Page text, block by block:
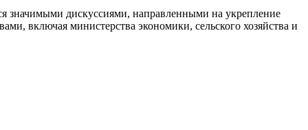
значимыми дискуссиями, направленными на укрепление
включая министерства экономики, сельского хозяйства и